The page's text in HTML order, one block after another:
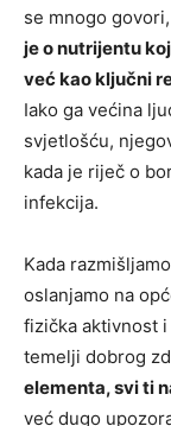
se mnogo
je o nutrijentu
već kao ključni
Iako ga većina
svjetlošću,
kada je riječ o
infekcija.
Kada
oslanjamo na
fizička aktivnost
temelji dobrog
elementa, svi ti
već dugo